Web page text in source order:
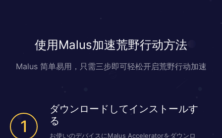
使用Malus加速荒野行动方法
Malus 简单易用，只需三步即可轻松开启荒野行动加速
1
ダウンロードしてインストールす
る
お使いのデバイスにMalus Acceleratorをダウンロ